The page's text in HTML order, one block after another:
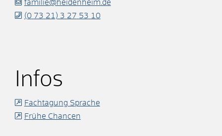
familie@heidenheim.de
(0 73 21) 3 27 53 10
Infos
Fachtagung Sprache
Frühe Chancen